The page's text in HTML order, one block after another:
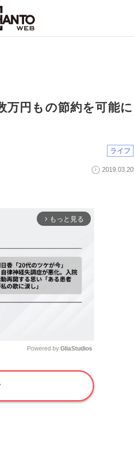
万円もの節約を可能に
ライフ
2019.03.20
arrow_forward_ios もっと見る
Powered by GliaStudios